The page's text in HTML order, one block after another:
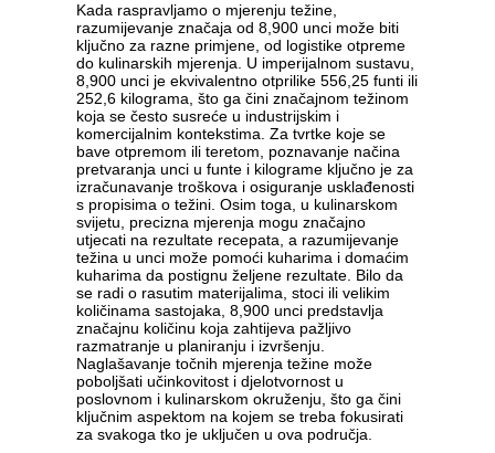
Kada raspravljamo o mjerenju težine,
razumijevanje značaja od 8,900 unci može biti
ključno za razne primjene, od logistike otpreme
do kulinarskih mjerenja. U imperijalnom sustavu,
8,900 unci je ekvivalentno otprilike 556,25 funti ili
252,6 kilograma, što ga čini značajnom težinom
koja se često susreće u industrijskim i
komercijalnim kontekstima. Za tvrtke koje se
bave otpremom ili teretom, poznavanje načina
pretvaranja unci u funte i kilograme ključno je za
izračunavanje troškova i osiguranje usklađenosti
s propisima o težini. Osim toga, u kulinarskom
svijetu, precizna mjerenja mogu značajno
utjecati na rezultate recepata, a razumijevanje
težina u unci može pomoći kuharima i domaćim
kuharima da postignu željene rezultate. Bilo da
se radi o rasutim materijalima, stoci ili velikim
količinama sastojaka, 8,900 unci predstavlja
značajnu količinu koja zahtijeva pažljivo
razmatranje u planiranju i izvršenju.
Naglašavanje točnih mjerenja težine može
poboljšati učinkovitost i djelotvornost u
poslovnom i kulinarskom okruženju, što ga čini
ključnim aspektom na kojem se treba fokusirati
za svakoga tko je uključen u ova područja.